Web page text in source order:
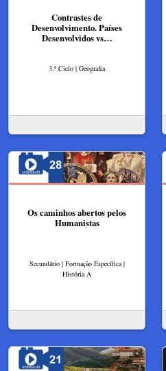
Contrastes de
Desenvolvimento. Países
Desenvolvidos vs…
3.º Ciclo | Geografia
Os caminhos abertos pelos
Humanistas
Secundário | Formação Específica |
História A